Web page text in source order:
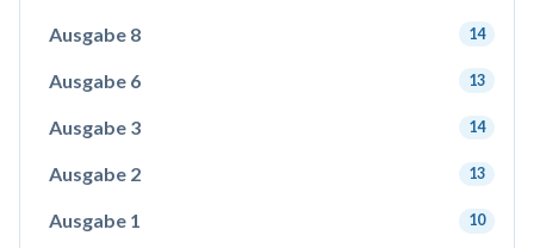
Ausgabe 8 14
Ausgabe 6 13
Ausgabe 3 14
Ausgabe 2 13
Ausgabe 1 10